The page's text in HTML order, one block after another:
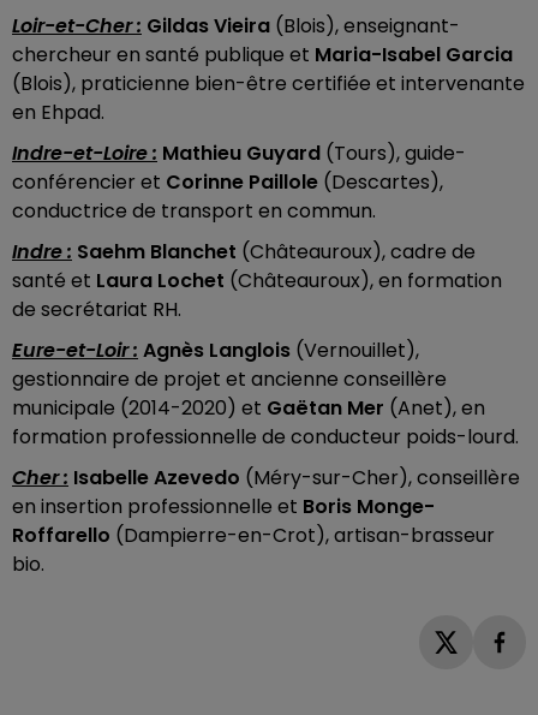
Loir-et-Cher : Gildas Vieira (Blois), enseignant-
chercheur en santé publique et Maria-Isabel Garcia
(Blois), praticienne bien-être certifiée et intervenante
en Ehpad.
Indre-et-Loire : Mathieu Guyard (Tours), guide-
conférencier et Corinne Paillole (Descartes),
conductrice de transport en commun.
Indre : Saehm Blanchet (Châteauroux), cadre de
santé et Laura Lochet (Châteauroux), en formation
de secrétariat RH.
Eure-et-Loir : Agnès Langlois (Vernouillet),
gestionnaire de projet et ancienne conseillère
municipale (2014-2020) et Gaëtan Mer (Anet), en
formation professionnelle de conducteur poids-lourd.
Cher : Isabelle Azevedo (Méry-sur-Cher), conseillère
en insertion professionnelle et Boris Monge-
Roffarello (Dampierre-en-Crot), artisan-brasseur
bio.